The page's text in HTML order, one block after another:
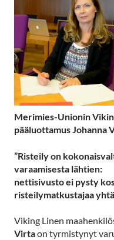
Merimies-Unionin
pääluottamus Johanna
”Risteily on
varaamisesta lähtien:
nettisivusto ei pysty
risteilymatkustajaa
Viking Linen
Virtaon tyrmistynyt